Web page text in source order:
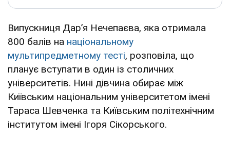
Випускниця Дарʼя Нечепаєва, яка отримала
800 балів на національному
мультипредметному тесті, розповіла, що
планує вступати в один із столичних
університетів. Нині дівчина обирає між
Київським національним університетом імені
Тараса Шевченка та Київським політехнічним
інститутом імені Ігоря Сікорського.